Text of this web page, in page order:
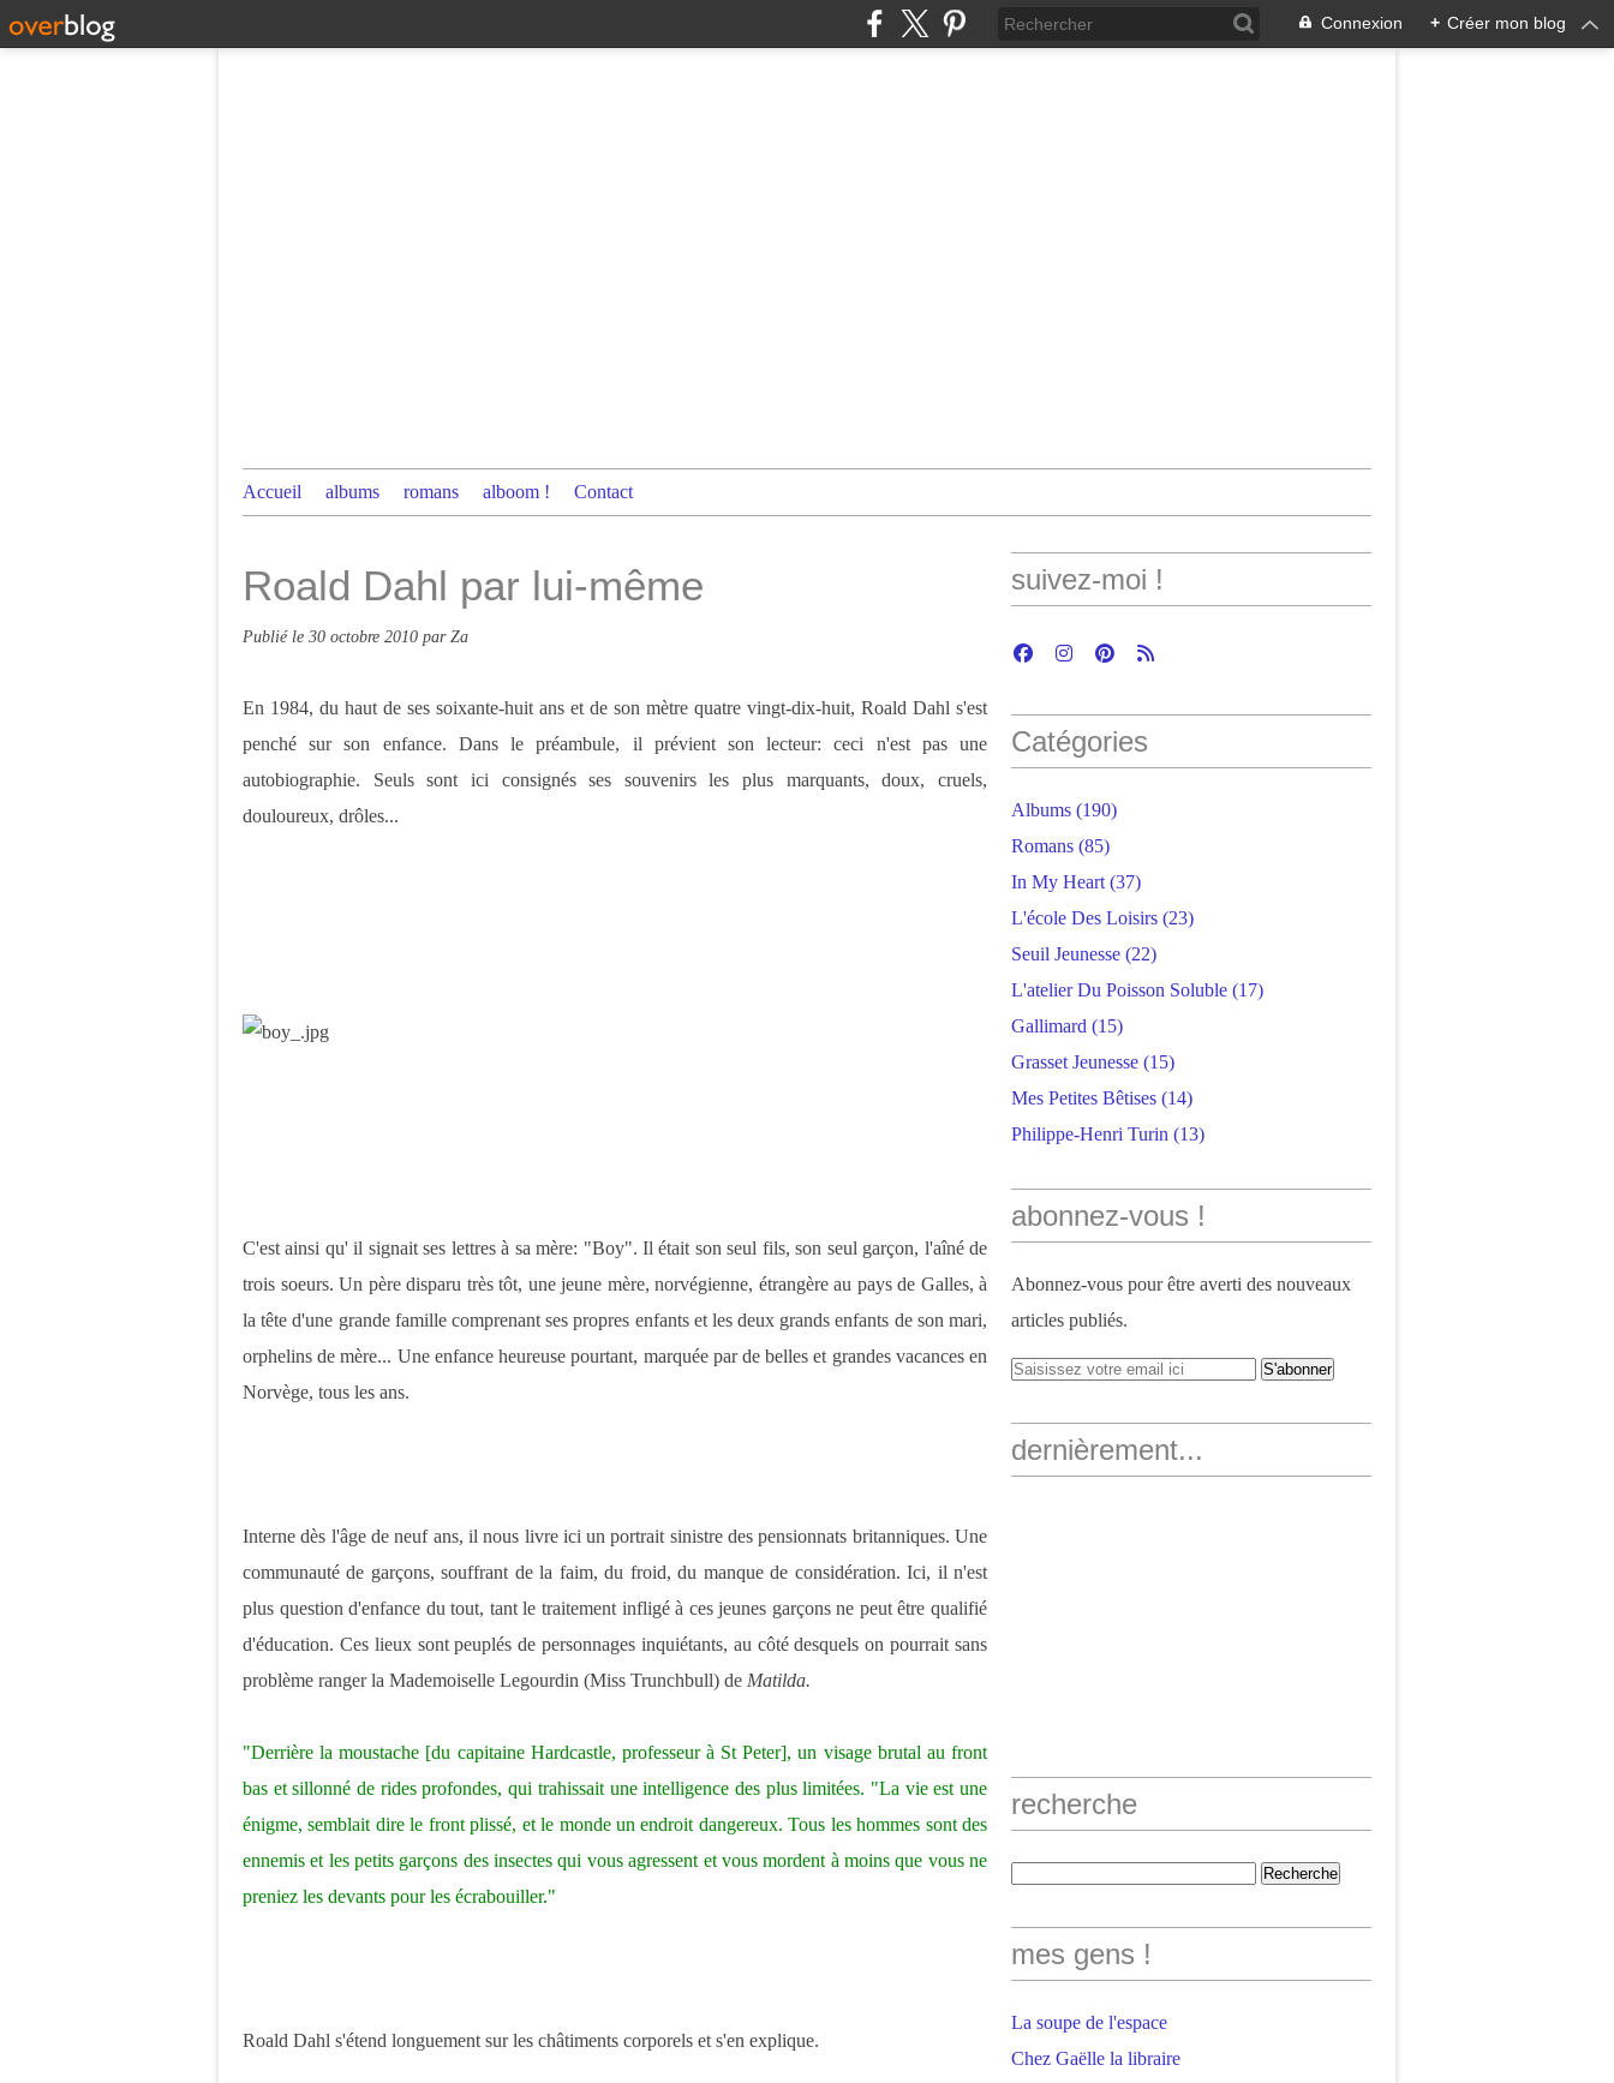
Connexion + Créer mon blog
Accueil albums romans alboom ! Contact
Roald Dahl par lui-même
Publié le 30 octobre 2010 par Za
En 1984, du haut de ses soixante-huit ans et de son mètre quatre vingt-dix-huit, Roald Dahl s'est
penché sur son enfance. Dans le préambule, il prévient son lecteur: ceci n'est pas une
autobiographie. Seuls sont ici consignés ses souvenirs les plus marquants, doux, cruels,
douloureux, drôles...
C'est ainsi qu' il signait ses lettres à sa mère: "Boy". Il était son seul fils, son seul garçon, l'aîné de
trois soeurs. Un père disparu très tôt, une jeune mère, norvégienne, étrangère au pays de Galles, à
la tête d'une grande famille comprenant ses propres enfants et les deux grands enfants de son mari,
orphelins de mère... Une enfance heureuse pourtant, marquée par de belles et grandes vacances en
Norvège, tous les ans.
Interne dès l'âge de neuf ans, il nous livre ici un portrait sinistre des pensionnats britanniques. Une
communauté de garçons, souffrant de la faim, du froid, du manque de considération. Ici, il n'est
plus question d'enfance du tout, tant le traitement infligé à ces jeunes garçons ne peut être qualifié
d'éducation. Ces lieux sont peuplés de personnages inquiétants, au côté desquels on pourrait sans
problème ranger la Mademoiselle Legourdin (Miss Trunchbull) de Matilda.
"Derrière la moustache [du capitaine Hardcastle, professeur à St Peter], un visage brutal au front
bas et sillonné de rides profondes, qui trahissait une intelligence des plus limitées. "La vie est une
énigme, semblait dire le front plissé, et le monde un endroit dangereux. Tous les hommes sont des
ennemis et les petits garçons des insectes qui vous agressent et vous mordent à moins que vous ne
preniez les devants pour les écrabouiller."
Roald Dahl s'étend longuement sur les châtiments corporels et s'en explique.
suivez-moi !
Catégories
Albums (190)
Romans (85)
In My Heart (37)
L'école Des Loisirs (23)
Seuil Jeunesse (22)
L'atelier Du Poisson Soluble (17)
Gallimard (15)
Grasset Jeunesse (15)
Mes Petites Bêtises (14)
Philippe-Henri Turin (13)
abonnez-vous !
Abonnez-vous pour être averti des nouveaux
articles publiés.
dernièrement...
recherche
mes gens !
La soupe de l'espace
Chez Gaëlle la libraire